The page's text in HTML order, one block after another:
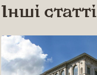
Інші статті